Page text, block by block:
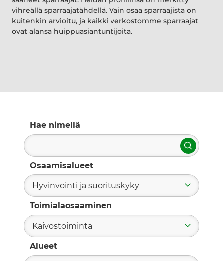
vihreällä sparraajatähdellä. Vain osaa sparraajista on
kuitenkin arvioitu, ja kaikki verkostomme sparraajat
ovat alansa huippuasiantuntijoita.
Hae nimellä
Hae
Osaamisalueet
Hyvinvointi ja suorituskyky
Toimialaosaaminen
Kaivostoiminta
Alueet